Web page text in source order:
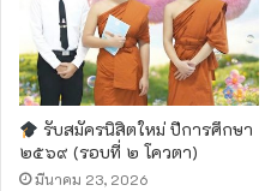
รับสมัครนิสิตใหม่ ปีการศึกษา
๒๕๖๙ (รอบที่ ๒ โควตา)
มีนาคม 23, 2026